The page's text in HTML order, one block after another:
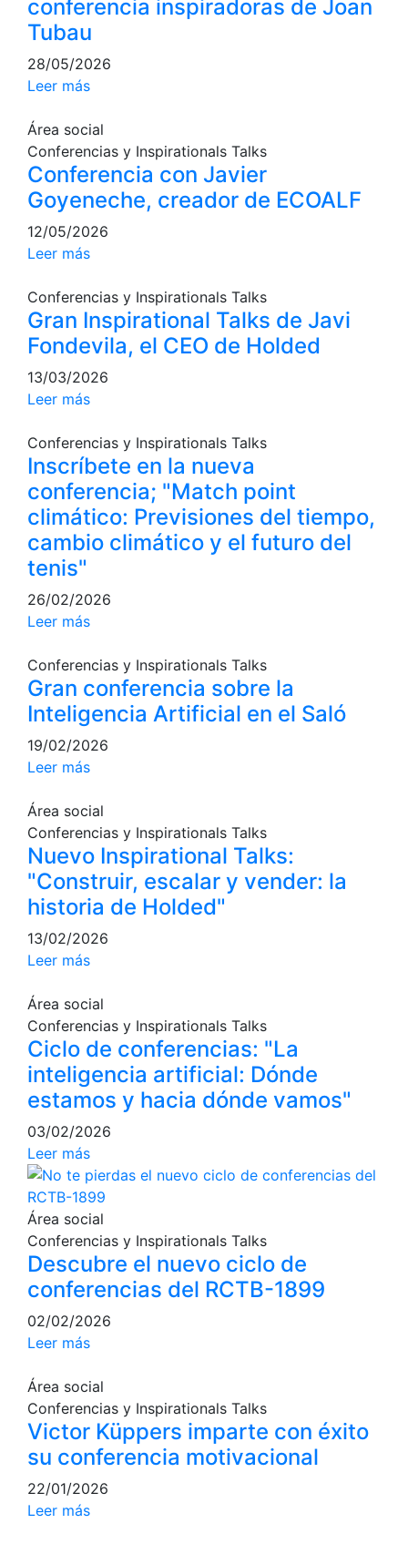
Servicios
Instalaciones
Preguntas
Frecuentes
(FAQs)
Trabaja con
nosotros
Área deportiva
Tenis
Escuela de
Next Gen
Palmarés
equipos
Leyendas
Jugadores
Competiciones
Campeonato
Social de Tenis
Cuadros de
Juego
Cuadro de
Honor
Histórico del
Social
Fotos
Normativa
Pádel
Pádel
Campeonato
Social de Pádel
Cuadros de
juego
Cuadro
d'Honor
Campeonato
Social
Normativa
Otros deportes
Área social
Activitats
Socials
Salidas
culturales
Conferencias
e
Talks
Actividades
Sociales
Juegos de
mesa
Wellness Center
conferencia inspiradoras de Joan
Tubau
28/05/2026
Leer más
Área social
Conferencias y Inspirationals Talks
Conferencia con Javier
Goyeneche, creador de ECOALF
12/05/2026
Leer más
Conferencias y Inspirationals Talks
Gran Inspirational Talks de Javi
Fondevila, el CEO de Holded
13/03/2026
Leer más
Conferencias y Inspirationals Talks
Inscríbete en la nueva
conferencia; "Match point
climático: Previsiones del tiempo,
cambio climático y el futuro del
tenis"
26/02/2026
Leer más
Conferencias y Inspirationals Talks
Gran conferencia sobre la
Inteligencia Artificial en el Saló
19/02/2026
Leer más
Área social
Conferencias y Inspirationals Talks
Nuevo Inspirational Talks:
"Construir, escalar y vender: la
historia de Holded"
13/02/2026
Leer más
Área social
Conferencias y Inspirationals Talks
Ciclo de conferencias: "La
inteligencia artificial: Dónde
estamos y hacia dónde vamos"
03/02/2026
Leer más
Área social
Conferencias y Inspirationals Talks
Descubre el nuevo ciclo de
conferencias del RCTB-1899
02/02/2026
Leer más
Área social
Conferencias y Inspirationals Talks
Victor Küppers imparte con éxito
su conferencia motivacional
22/01/2026
Leer más